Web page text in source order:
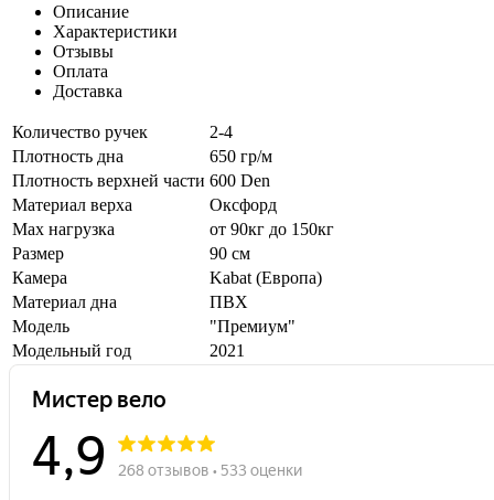
Описание
Характеристики
Отзывы
Оплата
Доставка
Количество ручек
2-4
Плотность дна
650 гр/м
Плотность верхней части 600 Den
Материал верха
Оксфорд
Max нагрузка
от 90кг до 150кг
Размер
90 см
Камера
Kabat (Европа)
Материал дна
ПВХ
Модель
"Премиум"
Модельный год
2021